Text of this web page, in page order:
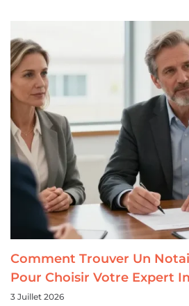
Comment Trouver Un
Pour Choisir Votre Expert
3 Juillet 2026